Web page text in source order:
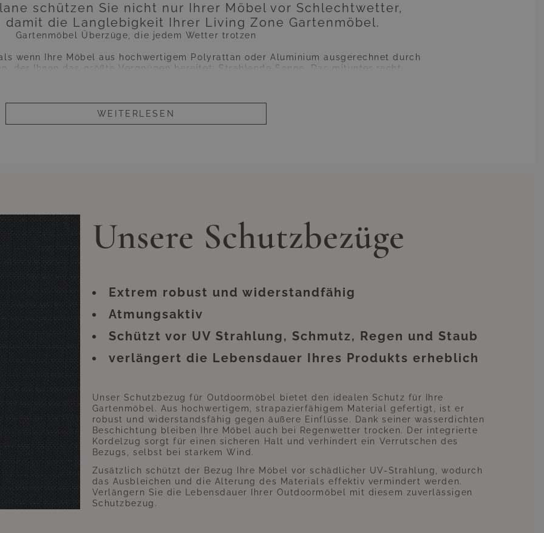
schützen Sie nicht nur Ihrer Möbel vor Schlechtwetter,
die Langlebigkeit Ihrer Living Zone Gartenmöbel.
Gartenmöbel Überzüge, die jedem Wetter trotzen
wenn Ihre Möbel aus hochwertigem Polyrattan oder Aluminium ausgerechnet durch
der Ihnen das größte Vergnügen bereitet: Strahlende Sonne. Das mitunter recht
Keller schleppen müssen. Allerdings kann ein ansehnlicher Überzug, sofern Sie die
gerade in Benutzung haben, die Lebensdauer maßgeblich verlängern.
länger an. Die Überwürfe trotzen zu heftiger Einstrahlung von Sonne und anderen
Gerade an diesem Zubehör sollten Sie also keinesfalls sparen. Diese kleine
auszahlen, so dass Sie sich lange Zeit an Ihren wie neu aussehenden Möbeln werden
Überzüge aufgrund der UV-Strahlung farblich verändern können. Dies beeinträchtigt
noch die Langlebigkeit des Überzugs. Der Überzug besteht aus Polyester.
WEITERLESEN
Unsere Schutzbezüge
Extrem robust und widerstandfähig
Atmungsaktiv
Schützt vor UV Strahlung, Schmutz, Regen und Staub
verlängert die Lebensdauer Ihres Produkts erheblich
Unser Schutzbezug für Outdoormöbel bietet den idealen Schutz für Ihre
Gartenmöbel. Aus hochwertigem, strapazierfähigem Material gefertigt, ist er
robust und widerstandsfähig gegen äußere Einflüsse. Dank seiner wasserdichten
Beschichtung bleiben Ihre Möbel auch bei Regenwetter trocken. Der integrierte
Kordelzug sorgt für einen sicheren Halt und verhindert ein Verrutschen des
Bezugs, selbst bei starkem Wind.
Zusätzlich schützt der Bezug Ihre Möbel vor schädlicher UV-Strahlung, wodurch
das Ausbleichen und die Alterung des Materials effektiv vermindert werden.
Verlängern Sie die Lebensdauer Ihrer Outdoormöbel mit diesem zuverlässigen
Schutzbezug.